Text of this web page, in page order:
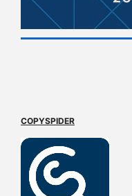
COPYSPIDER